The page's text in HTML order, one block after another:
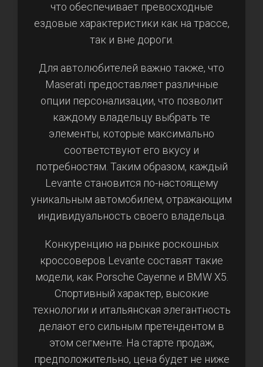
что обеспечивает превосходные
ездовые характеристики как на трассе,
так и вне дороги.
Для автолюбителей важно также, что
Maserati предоставляет различные
опции персонализации, что позволит
каждому владельцу выбрать те
элементы, которые максимально
соответствуют его вкусу и
потребностям. Таким образом, каждый
Levante становится по-настоящему
уникальным автомобилем, отражающим
индивидуальность своего владельца.
Конкуренцию на рынке роскошных
кроссоверов Levante составят такие
модели, как Porsche Cayenne и BMW X5.
Спортивный характер, высокие
технологии и итальянская элегантность
делают его сильным претендентом в
этом сегменте. На старте продаж,
предположительно, цена будет не ниже